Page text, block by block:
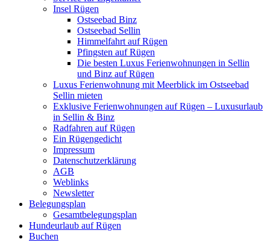
Insel Rügen
Ostseebad Binz
Ostseebad Sellin
Himmelfahrt auf Rügen
Pfingsten auf Rügen
Die besten Luxus Ferienwohnungen in Sellin
und Binz auf Rügen
Luxus Ferienwohnung mit Meerblick im Ostseebad
Sellin mieten
Exklusive Ferienwohnungen auf Rügen – Luxusurlaub
in Sellin & Binz
Radfahren auf Rügen
Ein Rügengedicht
Impressum
Datenschutzerklärung
AGB
Weblinks
Newsletter
Belegungsplan
Gesamtbelegungsplan
Hundeurlaub auf Rügen
Buchen